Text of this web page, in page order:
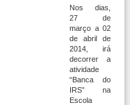
Nos dias,
27 de
março a 02
de abril de
2014, irá
decorrer a
atividade
“Banca do
IRS” na
Escola